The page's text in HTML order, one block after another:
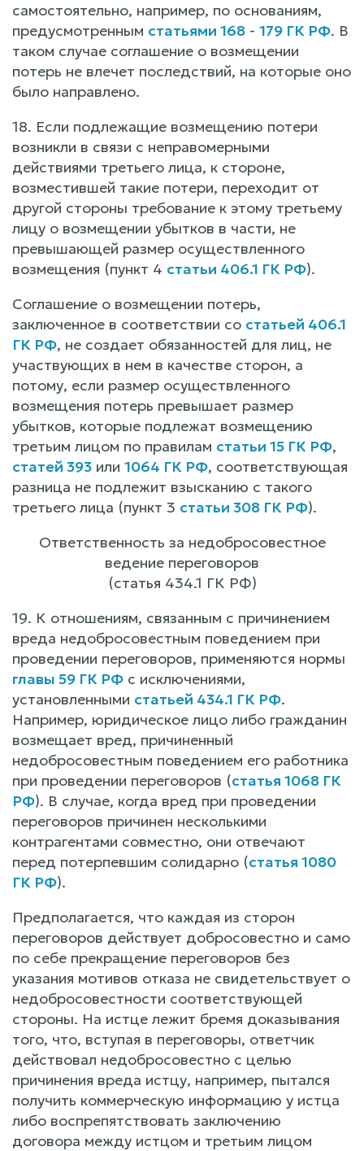
самостоятельно, например, по основаниям,
предусмотренным статьями 168 - 179 ГК РФ. В
таком случае соглашение о возмещении
потерь не влечет последствий, на которые оно
было направлено.
18. Если подлежащие возмещению потери
возникли в связи с неправомерными
действиями третьего лица, к стороне,
возместившей такие потери, переходит от
другой стороны требование к этому третьему
лицу о возмещении убытков в части, не
превышающей размер осуществленного
возмещения (пункт 4 статьи 406.1 ГК РФ).
Соглашение о возмещении потерь,
заключенное в соответствии со статьей 406.1
ГК РФ, не создает обязанностей для лиц, не
участвующих в нем в качестве сторон, а
потому, если размер осуществленного
возмещения потерь превышает размер
убытков, которые подлежат возмещению
третьим лицом по правилам статьи 15 ГК РФ,
статей 393 или 1064 ГК РФ, соответствующая
разница не подлежит взысканию с такого
третьего лица (пункт 3 статьи 308 ГК РФ).
Ответственность за недобросовестное
ведение переговоров
(статья 434.1 ГК РФ)
19. К отношениям, связанным с причинением
вреда недобросовестным поведением при
проведении переговоров, применяются нормы
главы 59 ГК РФ с исключениями,
установленными статьей 434.1 ГК РФ.
Например, юридическое лицо либо гражданин
возмещает вред, причиненный
недобросовестным поведением его работника
при проведении переговоров (статья 1068 ГК
РФ). В случае, когда вред при проведении
переговоров причинен несколькими
контрагентами совместно, они отвечают
перед потерпевшим солидарно (статья 1080
ГК РФ).
Предполагается, что каждая из сторон
переговоров действует добросовестно и само
по себе прекращение переговоров без
указания мотивов отказа не свидетельствует о
недобросовестности соответствующей
стороны. На истце лежит бремя доказывания
того, что, вступая в переговоры, ответчик
действовал недобросовестно с целью
причинения вреда истцу, например, пытался
получить коммерческую информацию у истца
либо воспрепятствовать заключению
договора между истцом и третьим лицом